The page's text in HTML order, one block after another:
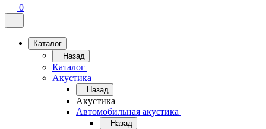
0
Каталог
Назад
Каталог
Акустика
Назад
Акустика
Автомобильная акустика
Назад